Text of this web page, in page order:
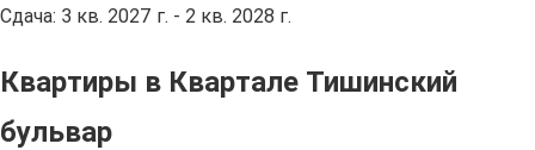
Сдача: 3 кв. 2027 г. - 2 кв. 2028 г.
Квартиры в Квартале Тишинский
бульвар